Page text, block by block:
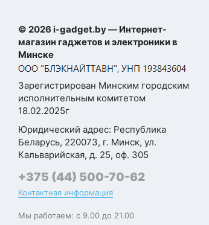
При
Самовывозе
заранее
Количество ядер 8
Микроархитектура
ЦПУ
ARM
ARM
Разрядность
процессора
Техпроцесс
Графический
ускоритель
© 2026 i-gadget.by — Интернет-
магазин гаджетов и электроники в
Минске
Зарегистрирован Минским городским
исполнительным комитетом
18.02.2025г
Юридический адрес: Республика
Беларусь, 220073, г. Минск, ул.
Кальварийская, д. 25, оф. 305
+375 (44) 500-70-62
Контактная информация
Мы работаем: с 9.00 до 21.00